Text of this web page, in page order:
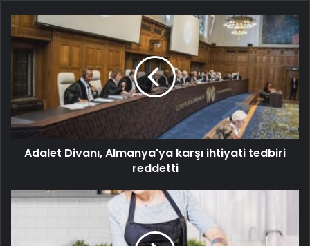
Adalet Divanı, Almanya'ya karşı ihtiyati tedbiri
reddetti